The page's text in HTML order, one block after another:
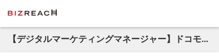
【デジタルマーケティングマネージャー】ドコモ協業 | 9,000万回線の大規模顧客基盤×証券ビジネスを動かす